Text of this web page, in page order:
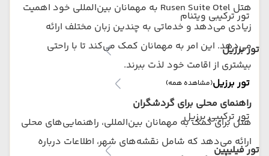
تور ترکیبی ویتنام
تور برزیل
تور برزیل(مشاهده همه)
تور ترکیبی برزیل
تور فیلیپین
هتل Rusen Suite Otel به مهمانان بین‌المللی خود اهمیت
زیادی می‌دهد و خدماتی به چندین زبان مختلف ارائه
می‌دهد. این امر به مهمانان کمک می‌کند تا با راحتی
بیشتری از اقامت خود لذت ببرند.
راهنمای محلی برای گردشگران
هتل برای کمک به مهمانان بین‌المللی، راهنمایی‌های محلی
ارائه می‌دهد که شامل نقشه‌های شهر، اطلاعات درباره